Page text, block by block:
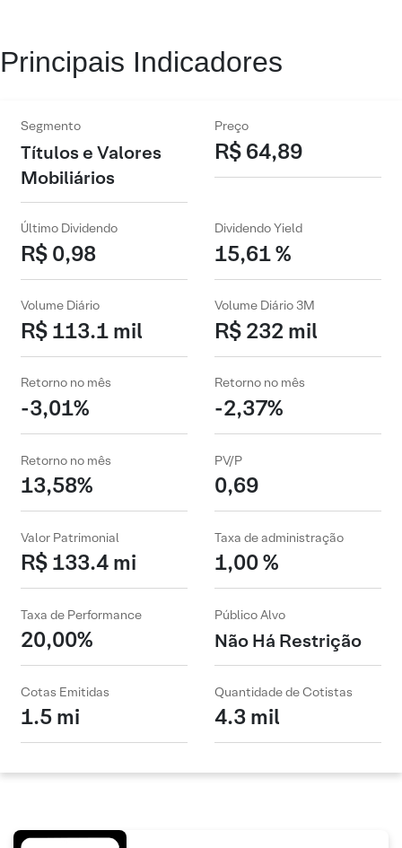
Principais Indicadores
Segmento
Títulos e Valores
Mobiliários
Preço
R$ 64,89
Último Dividendo
R$ 0,98
Dividendo Yield
15,61 %
Volume Diário
R$ 113.1 mil
Volume Diário 3M
R$ 232 mil
Retorno no mês
-3,01%
Retorno no mês
-2,37%
Retorno no mês
13,58%
PV/P
0,69
Valor Patrimonial
R$ 133.4 mi
Taxa de administração
1,00 %
Taxa de Performance
20,00%
Público Alvo
Não Há Restrição
Cotas Emitidas
1.5 mi
Quantidade de Cotistas
4.3 mil